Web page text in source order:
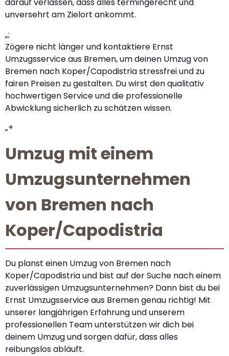
darauf verlassen, dass alles termingerecht und
unversehrt am Zielort ankommt.
„;
Zögere nicht länger und kontaktiere Ernst
Umzugsservice aus Bremen, um deinen Umzug von
Bremen nach Koper/Capodistria stressfrei und zu
fairen Preisen zu gestalten. Du wirst den qualitativ
hochwertigen Service und die professionelle
Abwicklung sicherlich zu schätzen wissen.
„+
Umzug mit einem
Umzugsunternehmen
von Bremen nach
Koper/Capodistria
Du planst einen Umzug von Bremen nach
Koper/Capodistria und bist auf der Suche nach einem
zuverlässigen Umzugsunternehmen? Dann bist du bei
Ernst Umzugsservice aus Bremen genau richtig! Mit
unserer langjährigen Erfahrung und unserem
professionellen Team unterstützen wir dich bei
deinem Umzug und sorgen dafür, dass alles
reibungslos abläuft.